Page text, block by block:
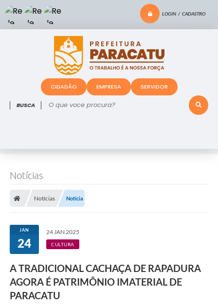
LOGIN / CADASTRO
O que voce procura?
CIDADÃO EMPRESA SERVIDOR
Notícias
Notícias Notícia
JAN
24
24 JAN 2025
CULTURA
A TRADICIONAL CACHAÇA DE RAPADURA
AGORA É PATRIMÔNIO IMATERIAL DE
PARACATU